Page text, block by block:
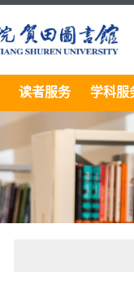
读者服务 学科服